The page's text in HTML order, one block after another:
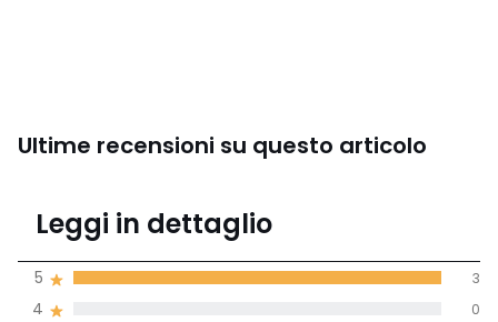
Ultime recensioni su questo articolo
5
di media tenendo
conto di tutti i
Leggi in dettaglio
4 0
5 3